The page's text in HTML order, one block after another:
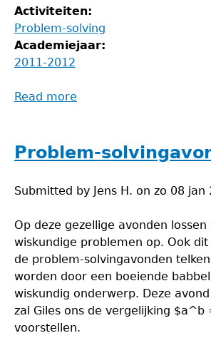
Activiteiten:
Problem-solving
Academiejaar:
2011-2012
Read more
Problem-
Submitted by Jens H. on zo 08 jan
Op deze gezellige avonden
wiskundige problemen op. Ook
de problem-solvingavonden
worden door een boeiende
wiskundig onderwerp. Deze
zal Giles ons de vergelijking
voorstellen.